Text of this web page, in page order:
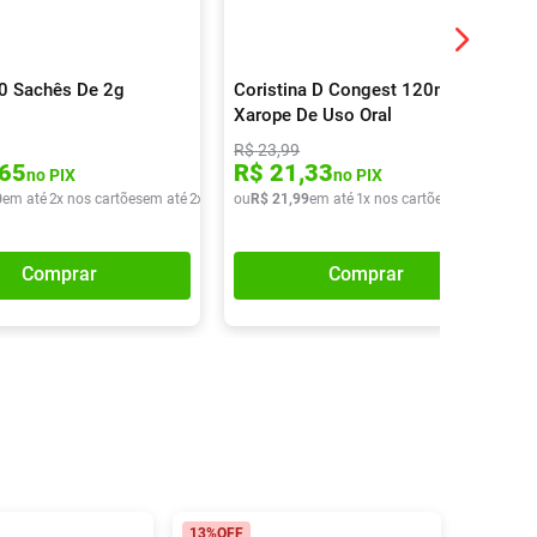
Sachês De 2g
no PIX
em até2x nos cartõesem até2x de R$ 37,45
Comprar
Coristina D Congest 120ml
Xarope De Uso Oral
R$23,99
R$ 21,33no PIX
ouR$ 21 ,99em até 1x nos cartões
Comprar
13%OFF